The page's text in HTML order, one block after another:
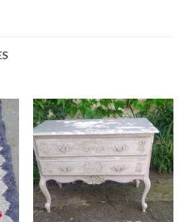
RUPTURE DE STOCK